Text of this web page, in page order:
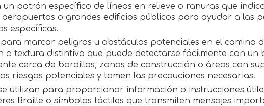
patrón específico de líneas en relieve o ranuras que
o grandes edificios públicos para ayudar a las
específicas.
marcar peligros u obstáculos potenciales en el camino
textura distintivo que puede detectarse fácilmente con un
cerca de bordillos, zonas de construcción o áreas con
riesgos potenciales y tomen las precauciones necesarias.
utilizan para proporcionar información o instrucciones
Braille o símbolos táctiles que transmiten mensajes